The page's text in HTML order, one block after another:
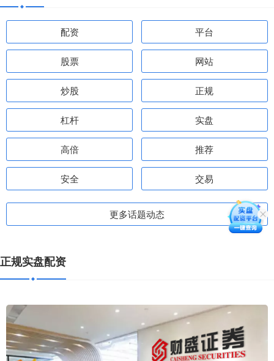
配资 平台
股票 网站
炒股 正规
杠杆 实盘
高倍 推荐
安全 交易
更多话题动态
正规实盘配资